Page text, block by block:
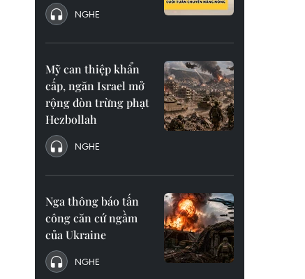
NGHE
Mỹ can thiệp khẩn
cấp, ngăn Israel mở
rộng đòn trừng phạt
Hezbollah
NGHE
Nga thông báo tấn
công căn cứ ngầm
của Ukraine
NGHE